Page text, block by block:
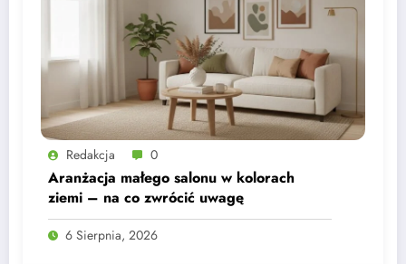
Redakcja 0
Aranżacja małego salonu w kolorach
ziemi – na co zwrócić uwagę
6 Sierpnia, 2026